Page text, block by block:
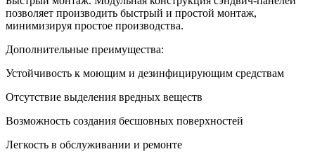
позволяет производить быстрый и простой монтаж,
минимизируя простое производства.
Дополнительные преимущества:
Устойчивость к моющим и дезинфицирующим средствам
Отсутствие выделения вредных веществ
Возможность создания бесшовных поверхностей
Легкость в обслуживании и ремонте